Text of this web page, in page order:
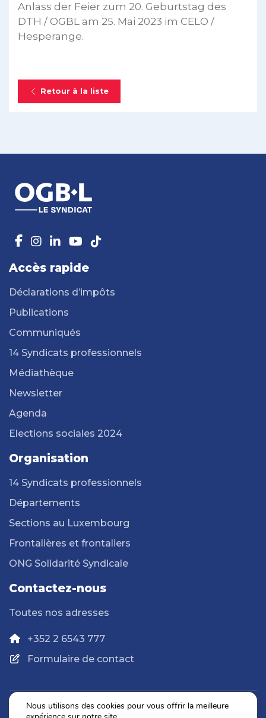
Anlass der Feier zum 20. Geburtstag des
DTH / OGBL am 25. Mai 2023 im CELO /
Hesperange.
Retour à la liste
Accès rapide
Déclarations d’impôts
Publications
Communiqués
14 Syndicats professionnels
Médiathèque
Newsletter
Agenda
Elections sociales 2024
Organisation
14 Syndicats professionnels
Départements
Sections au Luxembourg
Frontalières et frontaliers
ONG Solidarité Syndicale
Contactez-nous
Toutes nos adresses
+352 2 6543 777
Formulaire de contact
Nous utilisons des cookies pour vous offrir la meilleure